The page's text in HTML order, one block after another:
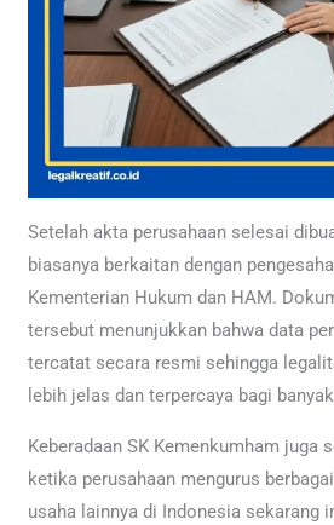
Setelah akta perusahaan selesai
biasanya berkaitan dengan
Kementerian Hukum dan HAM.
tersebut menunjukkan bahwa data
tercatat secara resmi sehingga
lebih jelas dan terpercaya bagi
Keberadaan SK Kemenkumham juga
ketika perusahaan mengurus
usaha lainnya di Indonesia sekarang